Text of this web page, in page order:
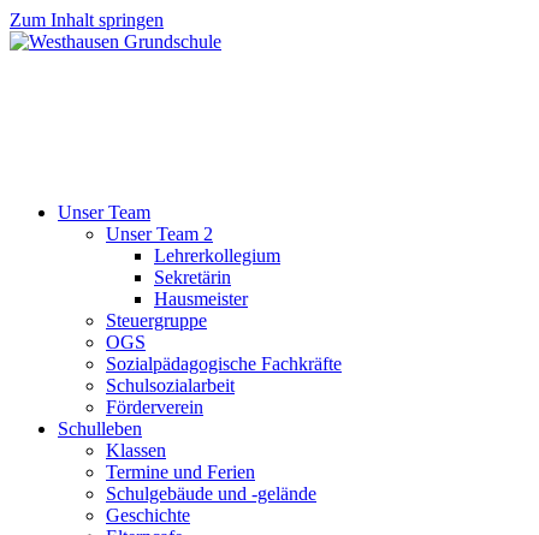
Zum Inhalt springen
Unser Team
Unser Team 2
Lehrerkollegium
Sekretärin
Hausmeister
Steuergruppe
OGS
Sozialpädagogische Fachkräfte
Schulsozialarbeit
Förderverein
Schulleben
Klassen
Termine und Ferien
Schulgebäude und -gelände
Geschichte